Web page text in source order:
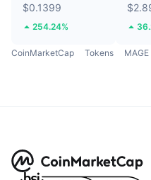
$0.1399
254.24%
CoinMarketCap Tokens MAGE